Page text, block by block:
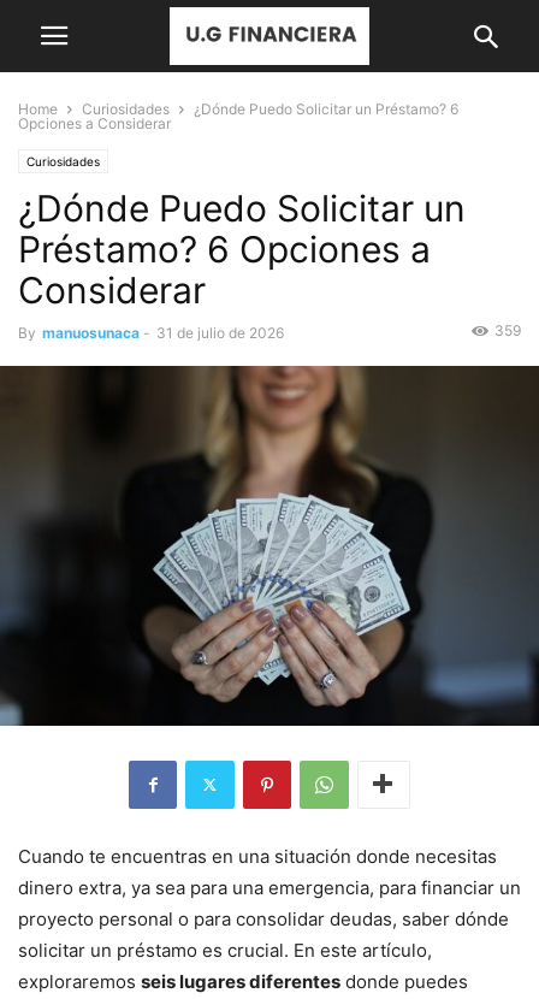
Home Curiosidades
¿Dónde Puedo Solicitar un Préstamo? 6
Opciones a Considerar
Curiosidades
¿Dónde Puedo Solicitar un
Préstamo? 6 Opciones a
Considerar
By manuosunaca - 31 de julio de 2026 359
Cuando te encuentras en una situación donde necesitas
dinero extra, ya sea para una emergencia, para financiar un
proyecto personal o para consolidar deudas, saber dónde
solicitar un préstamo es crucial. En este artículo,
exploraremos seis lugares diferentes donde puedes